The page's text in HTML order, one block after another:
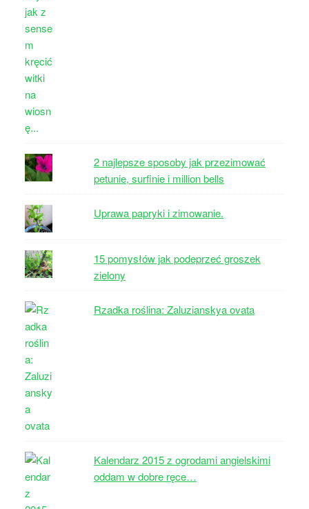
2 najlepsze sposoby jak przezimować
petunie, surfinie i million bells
Uprawa papryki i zimowanie.
15 pomysłów jak podeprzeć groszek
zielony
Rzadka roślina: Zaluzianskya ovata
Kalendarz 2015 z ogrodami angielskimi
oddam w dobre ręce…